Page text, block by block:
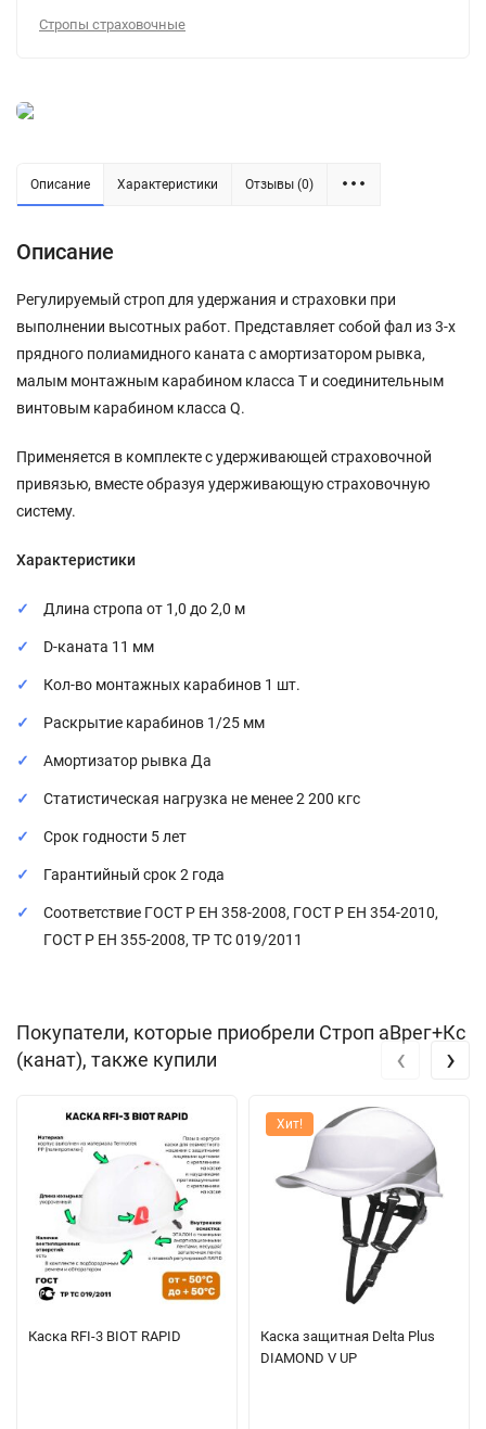
Стропы страховочные
Описание Характеристики Отзывы (0)
Описание
Регулируемый строп для удержания и страховки при
выполнении высотных работ. Представляет собой фал из 3-х
прядного полиамидного каната с амортизатором рывка,
малым монтажным карабином класса Т и соединительным
винтовым карабином класса Q.
Применяется в комплекте с удерживающей страховочной
привязью, вместе образуя удерживающую страховочную
систему.
Характеристики
Длина стропа от 1,0 до 2,0 м
D-каната 11 мм
Кол-во монтажных карабинов 1 шт.
Раскрытие карабинов 1/25 мм
Амортизатор рывка Да
Статистическая нагрузка не менее 2 200 кгс
Срок годности 5 лет
Гарантийный срок 2 года
Соответствие ГОСТ Р ЕН 358-2008, ГОСТ Р ЕН 354-2010,
ГОСТ Р ЕН 355-2008, ТР ТС 019/2011
Покупатели, которые приобрели Строп аВрег+Кс
(канат), также купили
Каска RFI-3 BIOT RAPID
Хит!
Каска защитная Delta Plus
DIAMOND V UP
‹ ›